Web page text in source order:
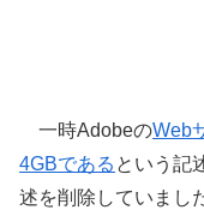
一時AdobeのWeb
4GBである という記
述を削除していまし